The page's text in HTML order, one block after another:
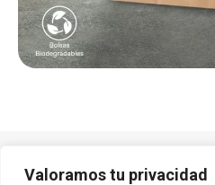
Valoramos tu privacidad